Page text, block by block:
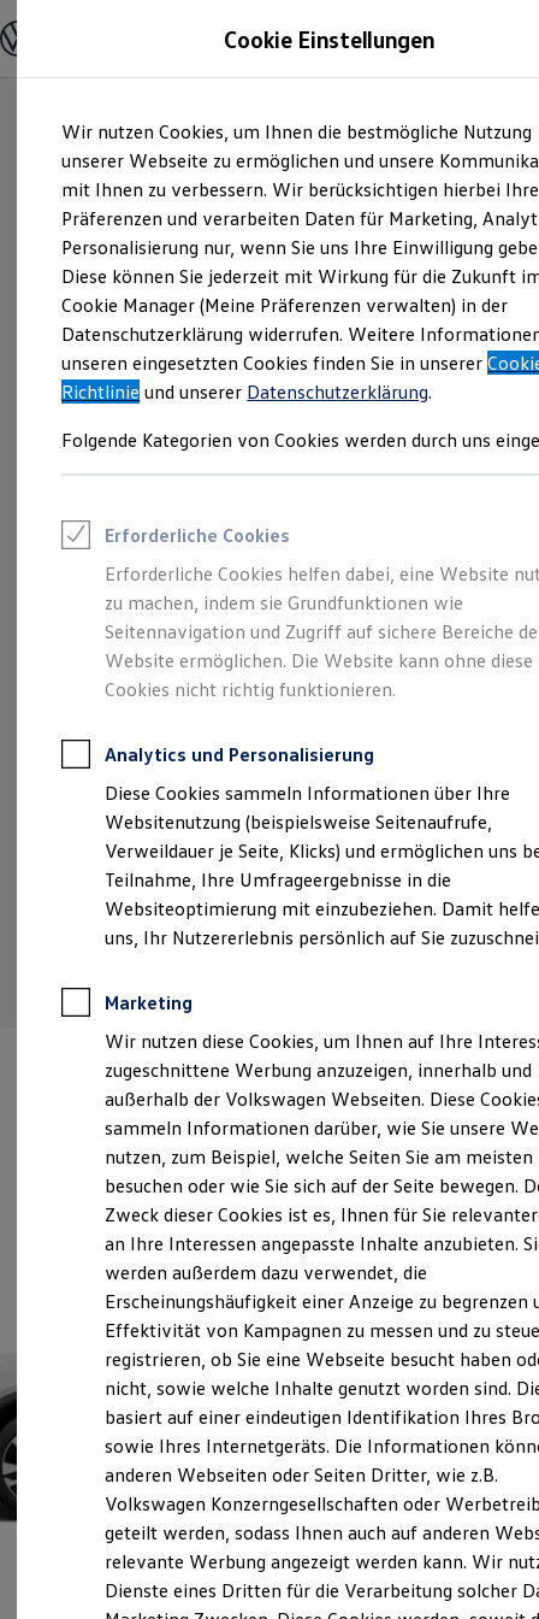
Hauptinhalt
springen
Footer
springen
Modelle und Konfigurator
Modelle vergleichen
Elektroautos
ENERGY Sondermodelle
Nutzfahrzeuge
SUV und CUV
Familienautos
Kombis
Kompaktwagen
Sportwagen
Schnell verfügbare Fahrzeuge
Angebote und Produkte
Aktuelle Angebote
E-Auto-Förderung
Volkswagen Marktplatz
Junge Gebrauchtwagen und Gebrauchtwagen
Saisonangebote
Leasing
Leasing-Angebote
Gebrauchtwagen Leasing
Junge Gebrauchtwagen-Leasing
Elektroauto Leasing
Kleinwagen-Leasing
Leasing ohne Anzahlung
Autokredit mit Schlussrate
Versicherungen und Garantien
Kfz-Versicherung
Restschuldversicherungen
Garantien
Wartungsverträge
Geschäftskunden
Professional Class bei Volkswagen
Großkunden
Behörden
Anpfiff zum Gewinn
Elektroautos
ID. Tutorials
Elektrofahrzeugkonzepte
Reichweite
Reichweite der ID. Modelle
Reichweite im Winter
Laden
Laden unterwegs
Laden Zuhause
Ladezeitensimulator
Batterie
Sicherheit
Garantie und Lebensdauer
Nachhaltigkeit
Technologie
Kosten und Kauf
Verbrauchskosten
Kaufoptionen
E-Auto-Förderung
Software und Konnektivität
Die ID. Software 6
ID. Software Versionen und Updates
Digitale Extras
Schnittstellen zu Ihrem ID.
Offen für Mehr. Das
T-Roc Cabriolet.
Impressum & Rechtliches)
Cookie Einstellungen
Wir nutzen Cookies, um Ihnen die bestmögliche Nutzung
unserer Webseite zu ermöglichen und unsere
mit Ihnen zu verbessern. Wir berücksichtigen hierbei Ihre
Präferenzen und verarbeiten Daten für Marketing,
Personalisierung nur, wenn Sie uns Ihre Einwilligung
Diese können Sie jederzeit mit Wirkung für die Zukunft
Cookie Manager (Meine Präferenzen verwalten) in der
Datenschutzerklärung widerrufen. Weitere
unseren eingesetzten Cookies finden Sie in unserer
Richtlinie und unserer Datenschutzerklärung.
Folgende Kategorien von Cookies werden durch uns
Erforderliche Cookies
Erforderliche Cookies helfen dabei, eine Website
zu machen, indem sie Grundfunktionen wie
Seitennavigation und Zugriff auf sichere Bereiche
Website ermöglichen. Die Website kann ohne diese
Cookies nicht richtig funktionieren.
Analytics und Personalisierung
Diese Cookies sammeln Informationen über Ihre
Websitenutzung (beispielsweise Seitenaufrufe,
Verweildauer je Seite, Klicks) und ermöglichen uns
Teilnahme, Ihre Umfrageergebnisse in die
Websiteoptimierung mit einzubeziehen. Damit
uns, Ihr Nutzererlebnis persönlich auf Sie
Marketing
Wir nutzen diese Cookies, um Ihnen auf Ihre
zugeschnittene Werbung anzuzeigen, innerhalb und
außerhalb der Volkswagen Webseiten. Diese
sammeln Informationen darüber, wie Sie unsere
nutzen, zum Beispiel, welche Seiten Sie am meisten
besuchen oder wie Sie sich auf der Seite bewegen.
Zweck dieser Cookies ist es, Ihnen für Sie
an Ihre Interessen angepasste Inhalte anzubieten.
werden außerdem dazu verwendet, die
Erscheinungshäufigkeit einer Anzeige zu begrenzen
Effektivität von Kampagnen zu messen und zu
registrieren, ob Sie eine Webseite besucht haben
nicht, sowie welche Inhalte genutzt worden sind.
basiert auf einer eindeutigen Identifikation Ihres
sowie Ihres Internetgeräts. Die Informationen
anderen Webseiten oder Seiten Dritter, wie z.B.
Volkswagen Konzerngesellschaften oder
geteilt werden, sodass Ihnen auch auf anderen
relevante Werbung angezeigt werden kann. Wir
Dienste eines Dritten für die Verarbeitung solcher